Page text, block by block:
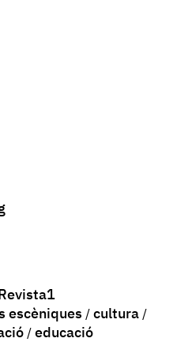
escèniques
cultura
educació